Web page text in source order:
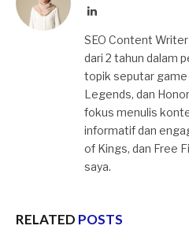
LinkedIn
SEO Content
dari 2 tahun dalam
topik seputar
Legends, dan
fokus menulis
informatif dan
of Kings, dan Free
saya.
RELATED POSTS